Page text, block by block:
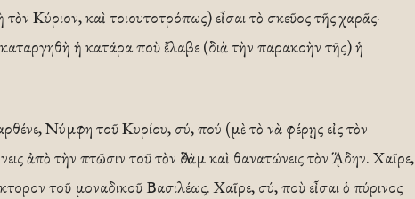
Κύριον, καὶ τοιουτοτρόπως) εἶσαι τὸ σκεῦος τῆς χαρᾶς·
ἡ κατάρα ποὺ ἔλαβε (διὰ τὴν παρακοὴν τῆς) ἡ
Νύμφη τοῦ Κυρίου, σύ, πού (μὲ τὸ νὰ φέρῃς εἰς τὸν
ἀπὸ τὴν πτῶσιν τοῦ τὸν Ἀδὰμ καὶ θανατώνεις τὸν ᾍδην. Χαῖρε,
τοῦ μοναδικοῦ Βασιλέως. Χαῖρε, σύ, ποὺ εἶσαι ὁ πύρινος